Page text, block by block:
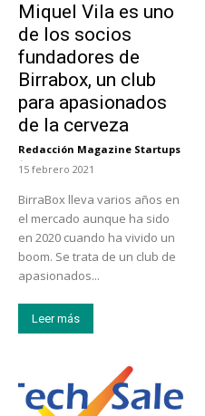
Miquel Vila es uno
de los socios
fundadores de
Birrabox, un club
para apasionados
de la cerveza
Redacción Magazine Startups
-
15 febrero 2021
BirraBox lleva varios años en
el mercado aunque ha sido
en 2020 cuando ha vivido un
boom. Se trata de un club de
apasionados...
Leer más